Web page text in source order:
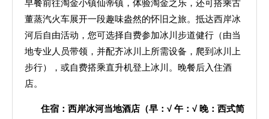
早餐前往淘金小镇仙蒂镇，体验淘金之乐，还可搭乘古
董蒸汽火车展开一段趣味盎然的怀旧之旅。抵达西岸冰
河后自由活动，您可选择自费参加冰川步道健行（由当
地专业人员带领，并配齐冰川上所需设备，爬到冰川上
步行），或自费搭乘直升机登上冰川。晚餐后入住酒
店。
住宿：西岸冰河当地酒店（早： √午： √ 晚：西式简